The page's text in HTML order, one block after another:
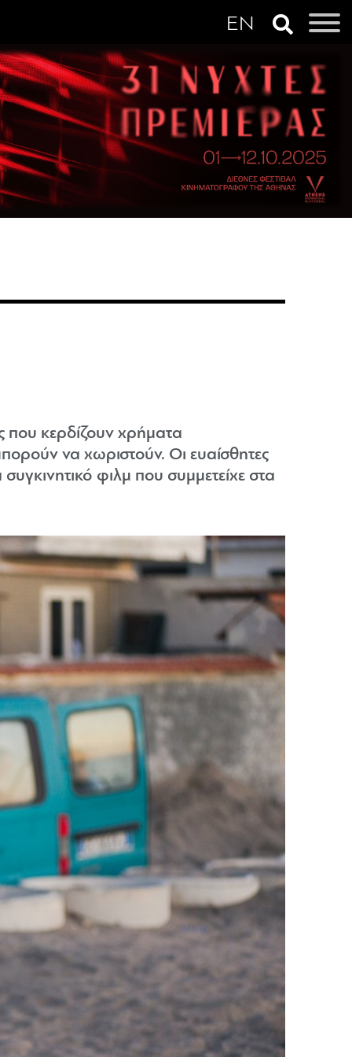
που κερδίζουν χρήματα
να χωριστούν. Οι ευαίσθητες
φιλμ που συμμετείχε στα